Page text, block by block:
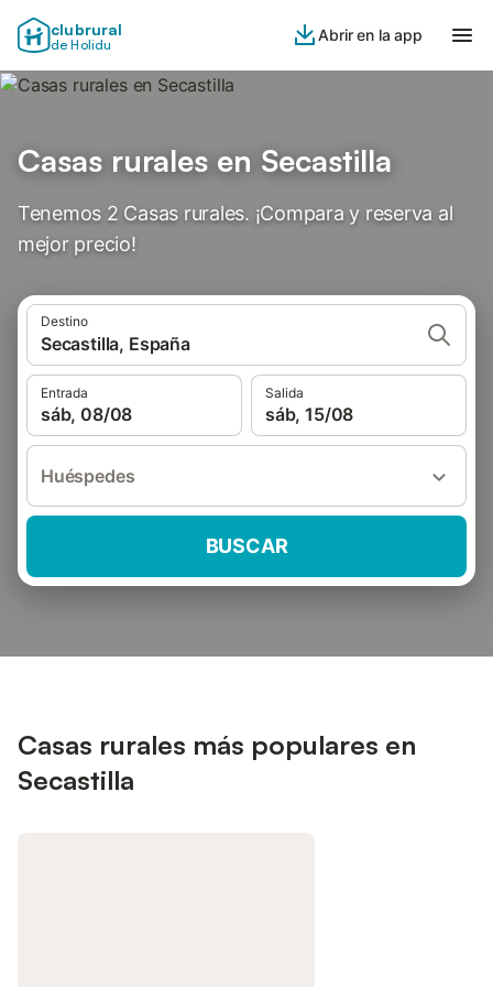
clubrural
de Holidu
Abrir en la app
Casas rurales en Secastilla
Tenemos 2 Casas rurales. ¡Compara y reserva al
mejor precio!
Destino
Secastilla, España
Entrada
sáb, 08/08
Salida
sáb, 15/08
Huéspedes
BUSCAR
Casas rurales más populares en
Secastilla